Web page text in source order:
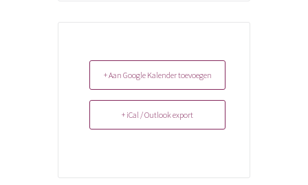
+ Aan Google Kalender toevoegen
+ iCal / Outlook export